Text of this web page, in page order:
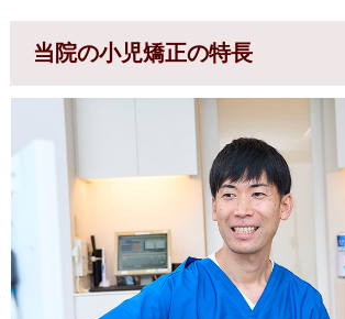
当院の小児矯正の特長